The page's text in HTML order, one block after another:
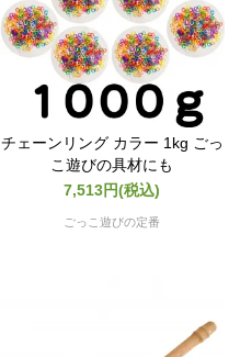
チェーンリング カラー 1kg ごっ
こ遊びの具材にも
7,513円(税込)
ごっこ遊びの定番